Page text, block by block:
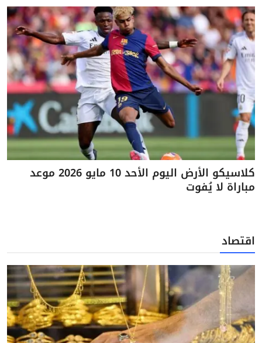
كلاسيكو الأرض اليوم الأحد 10 مايو 2026 موعد
مباراة لا يُفوت
اقتصاد